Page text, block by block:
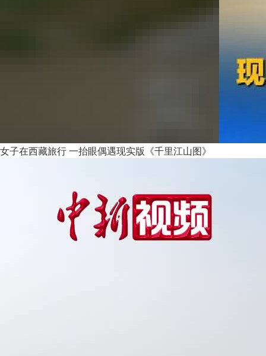
女子在西藏旅行 一抬眼偶遇现实版《千里江山图》